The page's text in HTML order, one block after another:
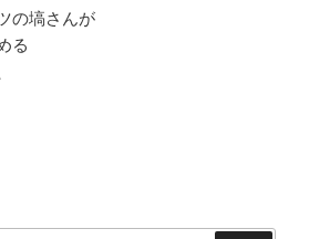
の塙さんが
る